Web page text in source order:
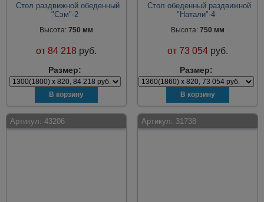
Стол раздвижной обеденный
"Сэм"-2
Высота:750 мм
от 84 218 руб.
Размер:
Стол обеденный раздвижной
"Натали"-4
Высота: 750 мм
от73 054 руб.
Размер:
Артикул: 43206 Артикул: 31738